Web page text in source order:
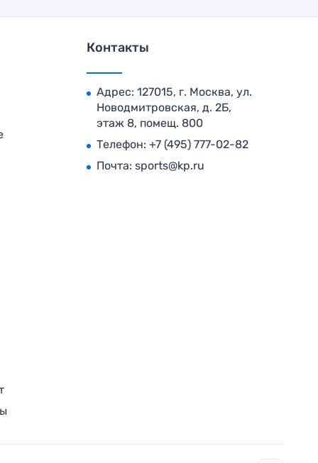
Контакты
Адрес: 127015, г. Москва, ул.
Новодмитровская, д. 2Б,
этаж 8, помещ. 800
Телефон: +7 (495) 777-02-82
Почта: sports@kp.ru